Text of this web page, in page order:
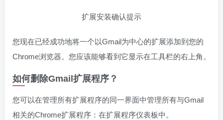
扩展安装确认提示
您现在已经成功地将一个以Gmail为中心的扩展添加到您的
Chrome浏览器。您应该能够看到它显示在工具栏的右上角。
如何删除Gmail扩展程序？
您可以在管理所有扩展程序的同一界面中管理所有与Gmail
相关的Chrome扩展程序：在扩展程序仪表板中。